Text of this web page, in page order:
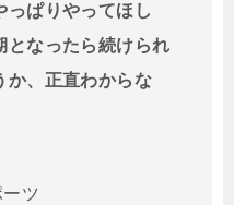
っぱりやってほし
となったら続けられ
か、正直わからな
ツ